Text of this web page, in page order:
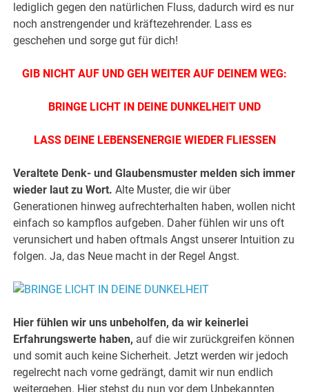
lediglich gegen den natürlichen Fluss, dadurch wird es nur
noch anstrengender und kräftezehrender. Lass es
geschehen und sorge gut für dich!
GIB NICHT AUF UND GEH WEITER AUF DEINEM WEG:
BRINGE LICHT IN DEINE DUNKELHEIT UND
LASS DEINE LEBENSENERGIE WIEDER FLIESSEN
Veraltete Denk- und Glaubensmuster melden sich immer
wieder laut zu Wort. Alte Muster, die wir über
Generationen hinweg aufrechterhalten haben, wollen nicht
einfach so kampflos aufgeben. Daher fühlen wir uns oft
verunsichert und haben oftmals Angst unserer Intuition zu
folgen. Ja, das Neue macht in der Regel Angst.
Hier fühlen wir uns unbeholfen, da wir keinerlei
Erfahrungswerte haben, auf die wir zurückgreifen können
und somit auch keine Sicherheit. Jetzt werden wir jedoch
regelrecht nach vorne gedrängt, damit wir nun endlich
weitergehen. Hier stehst du nun vor dem Unbekannten